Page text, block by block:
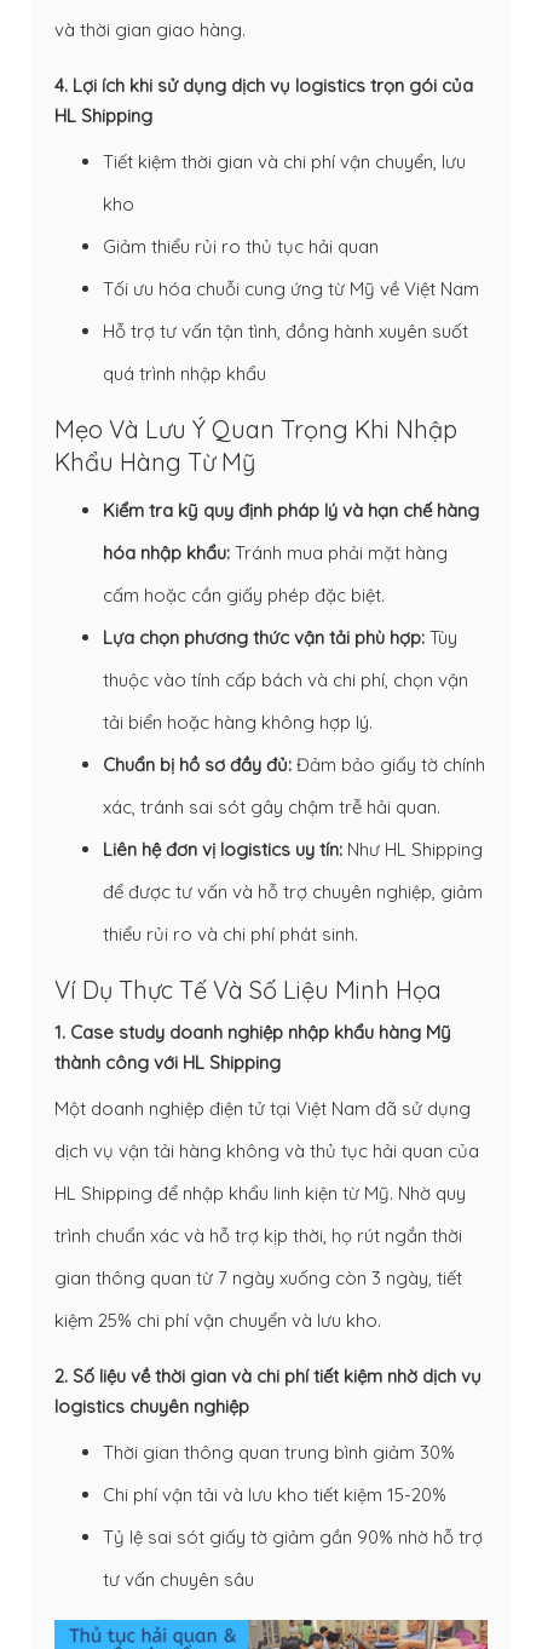
và thời gian giao hàng.
4. Lợi ích khi sử dụng dịch vụ logistics trọn gói của
HL Shipping
Tiết kiệm thời gian và chi phí vận chuyển, lưu
kho
Giảm thiểu rủi ro thủ tục hải quan
Tối ưu hóa chuỗi cung ứng từ Mỹ về Việt Nam
Hỗ trợ tư vấn tận tình, đồng hành xuyên suốt
quá trình nhập khẩu
Mẹo Và Lưu Ý Quan Trọng Khi Nhập
Khẩu Hàng Từ Mỹ
Kiểm tra kỹ quy định pháp lý và hạn chế hàng
hóa nhập khẩu: Tránh mua phải mặt hàng
cấm hoặc cần giấy phép đặc biệt.
Lựa chọn phương thức vận tải phù hợp: Tùy
thuộc vào tính cấp bách và chi phí, chọn vận
tải biển hoặc hàng không hợp lý.
Chuẩn bị hồ sơ đầy đủ: Đảm bảo giấy tờ chính
xác, tránh sai sót gây chậm trễ hải quan.
Liên hệ đơn vị logistics uy tín: Như HL Shipping
để được tư vấn và hỗ trợ chuyên nghiệp, giảm
thiểu rủi ro và chi phí phát sinh.
Ví Dụ Thực Tế Và Số Liệu Minh Họa
1. Case study doanh nghiệp nhập khẩu hàng Mỹ
thành công với HL Shipping
Một doanh nghiệp điện tử tại Việt Nam đã sử dụng
dịch vụ vận tải hàng không và thủ tục hải quan của
HL Shipping để nhập khẩu linh kiện từ Mỹ. Nhờ quy
trình chuẩn xác và hỗ trợ kịp thời, họ rút ngắn thời
gian thông quan từ 7 ngày xuống còn 3 ngày, tiết
kiệm 25% chi phí vận chuyển và lưu kho.
2. Số liệu về thời gian và chi phí tiết kiệm nhờ dịch vụ
logistics chuyên nghiệp
Thời gian thông quan trung bình giảm 30%
Chi phí vận tải và lưu kho tiết kiệm 15-20%
Tỷ lệ sai sót giấy tờ giảm gần 90% nhờ hỗ trợ
tư vấn chuyên sâu